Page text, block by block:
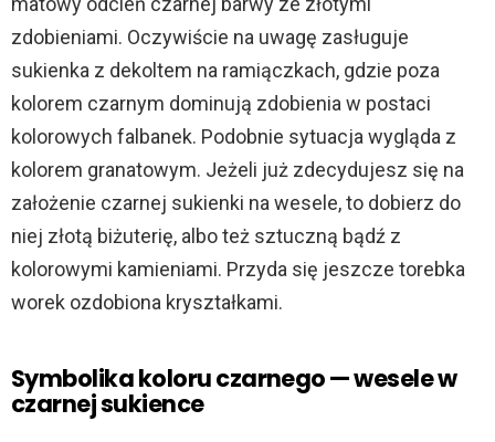
zdobieniami. Oczywiście na uwagę zasługuje
sukienka z dekoltem na ramiączkach, gdzie poza
kolorem czarnym dominują zdobienia w postaci
kolorowych falbanek. Podobnie sytuacja wygląda z
kolorem granatowym. Jeżeli już zdecydujesz się na
założenie czarnej sukienki na wesele, to dobierz do
niej złotą biżuterię, albo też sztuczną bądź z
kolorowymi kamieniami. Przyda się jeszcze torebka
worek ozdobiona kryształkami.
Symbolika koloru czarnego — wesele w
czarnej sukience